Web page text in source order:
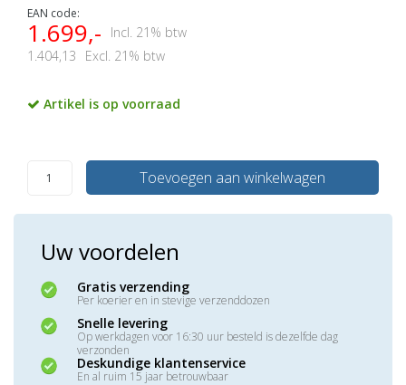
EAN code:
1.699,-
Incl. 21% btw
1.404,13
Excl. 21% btw
Artikel is op voorraad
Toevoegen aan winkelwagen
Uw voordelen
Gratis verzending
Per koerier en in stevige verzenddozen
Snelle levering
Op werkdagen voor 16:30 uur besteld is dezelfde dag
verzonden
Deskundige klantenservice
En al ruim 15 jaar betrouwbaar